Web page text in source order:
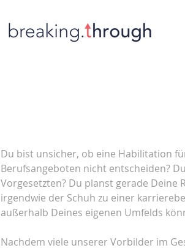
Du bist unsicher, ob eine Habilitation
Berufsangeboten nicht entscheiden?
Vorgesetzten? Du planst gerade Deine
irgendwie der Schuh zu einer
außerhalb Deines eigenen Umfelds
Nachdem viele unserer Vorbilder im